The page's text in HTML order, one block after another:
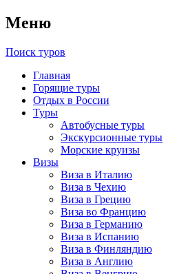
Меню
Поиск туров
Главная
Горящие туры
Отдых в России
Туры
Автобусные туры
Экскурсионные туры
Морские круизы
Визы
Виза в Италию
Виза в Чехию
Виза в Грецию
Виза во Францию
Виза в Германию
Виза в Испанию
Виза в Финляндию
Виза в Англию